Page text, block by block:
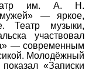
театр им. А. Н.
мужей» — яркое,
Театр музыки,
участвовал
— современным
Молодёжный
«Записки